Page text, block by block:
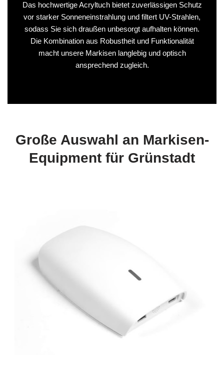
Das hochwertige Acryltuch bietet zuverlässigen Schutz
vor starker Sonneneinstrahlung und filtert UV-Strahlen,
sodass Sie sich draußen unbesorgt aufhalten können.
Die Kombination aus Robustheit und Funktionalität
macht unsere Markisen langlebig und optisch
ansprechend zugleich.
Große Auswahl an Markisen-
Equipment für Grünstadt